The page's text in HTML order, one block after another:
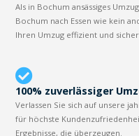
Als in Bochum ansässiges
Bochum nach Essen wie kein
Ihren Umzug effizient und sicher
100% zuverlässiger
Verlassen Sie sich auf unsere
für höchste
Ergebnisse, die überzeugen.